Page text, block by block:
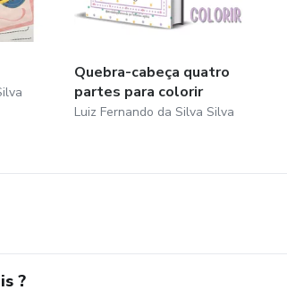
Quebra-cabeça quatro
partes para colorir
Luiz Fernando da Silva Silva
?